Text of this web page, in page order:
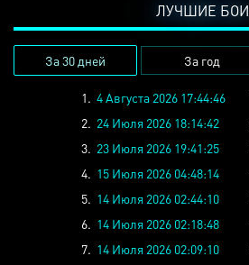
ЛУЧШИЕ БОИ
За 30 дней За год
1. 4 Августа 2026 17:44:46
2. 24 Июля 2026 18:14:42
3. 23 Июля 2026 19:41:25
4. 15 Июля 2026 04:48:14
5. 14 Июля 2026 02:44:10
6. 14 Июля 2026 02:18:48
7. 14 Июля 2026 02:09:10